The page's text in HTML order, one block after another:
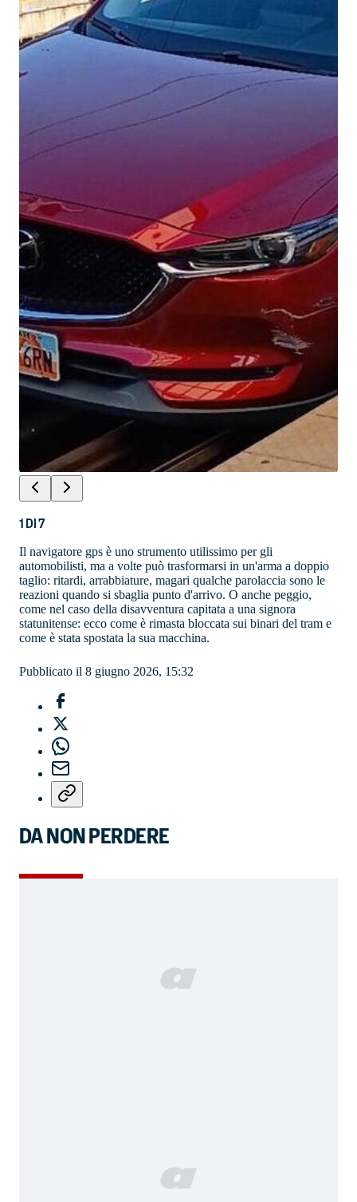
1DI7
Il navigatore gps è uno strumento utilissimo per gli
automobilisti, ma a volte può trasformarsi in un'arma a doppio
taglio: ritardi, arrabbiature, magari qualche parolaccia sono le
reazioni quando si sbaglia punto d'arrivo. O anche peggio,
come nel caso della disavventura capitata a una signora
statunitense: ecco come è rimasta bloccata sui binari del tram e
come è stata spostata la sua macchina.
Pubblicato il 8 giugno 2026, 15:32
DA NON PERDERE